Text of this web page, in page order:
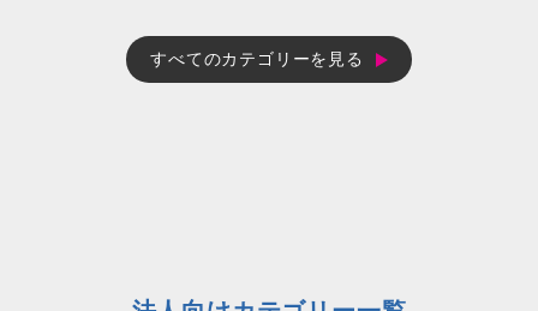
すべてのカテゴリーを見る